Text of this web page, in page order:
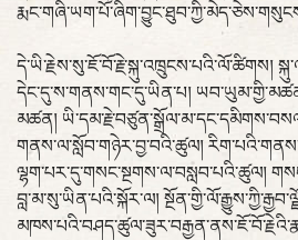
དེ་ཡི་རྗེས་སུ་ཇོ་བོ་རྗེ་སྐུ་འཁྲུངས་པའི་ལོ་ཚིགས།
དེང་དུ་ས་གནས་གང་དུ་ཡིན་པ།
མཚན།
གནས་ལ་སློབ་གཉེར་བྱ་བའི་ཚུལ།
ལྷག་པར་དུ་གསང་སྔགས་ལ་བསླབ་པའི་ཚུལ།
བླ་མ་སུ་ཡིན་པའི་སྐོར་ལ།